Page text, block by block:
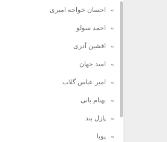
احسان خواجه امیری
احمد سولو
افشین آدری
امید جهان
امیر عباس گلاب
بهنام بانی
پازل بند
پویا